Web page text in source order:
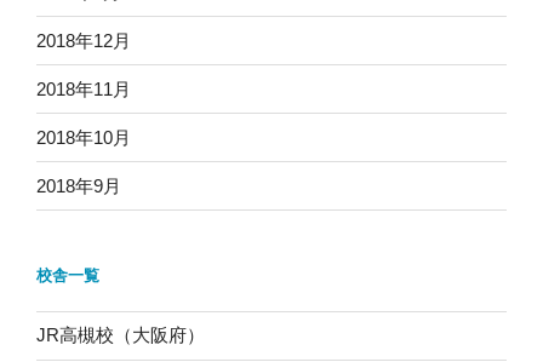
2018年12月
2018年11月
2018年10月
2018年9月
校舎一覧
JR高槻校（大阪府）